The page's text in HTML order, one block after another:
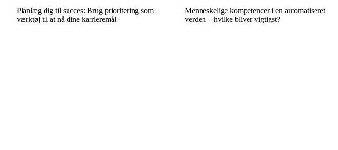
Planlæg dig til succes: Brug prioritering som
værktøj til at nå dine karrieremål
Menneskelige kompetencer i en automatiseret
verden – hvilke bliver vigtigst?